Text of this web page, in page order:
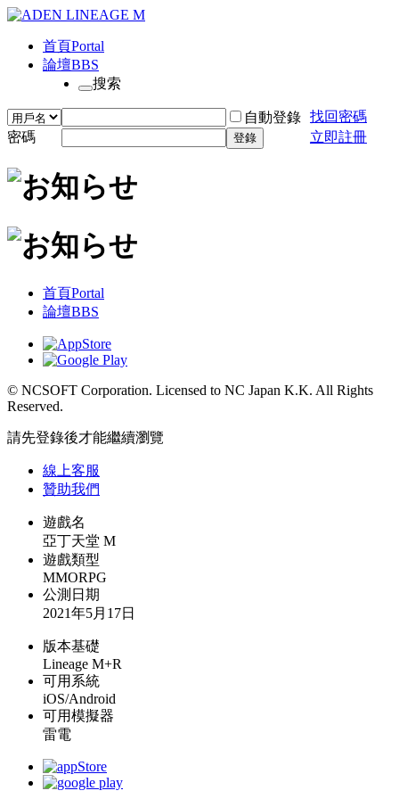
首頁Portal
論壇BBS
搜索
自動登錄 找回密碼
密碼
登錄 立即註冊
首頁Portal
論壇BBS
© NCSOFT Corporation. Licensed to NC Japan K.K. All Rights
Reserved.
請先登錄後才能繼續瀏覽
線上客服
贊助我們
遊戲名
亞丁天堂 M
遊戲類型
MMORPG
公測日期
2021年5月17日
版本基礎
Lineage M+R
可用系統
iOS/Android
可用模擬器
雷電